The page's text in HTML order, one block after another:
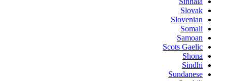
Slovak
Slovenian
Somali
Samoan
Scots Gaelic
Shona
Sindhi
Sundanese